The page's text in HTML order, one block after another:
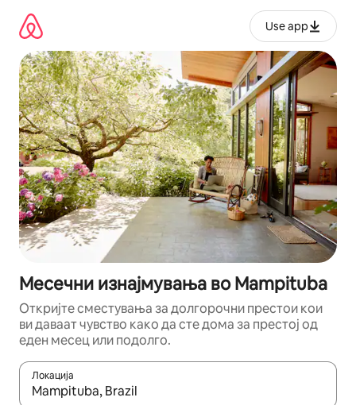
содржина
Use app
Месечни изнајмувања во Mampituba
Откријте сместувања за долгорочни престои кои
ви даваат чувство како да сте дома за престој од
еден месец или подолго.
Локација
Кога резултатите се достапни, движете се со копчињата